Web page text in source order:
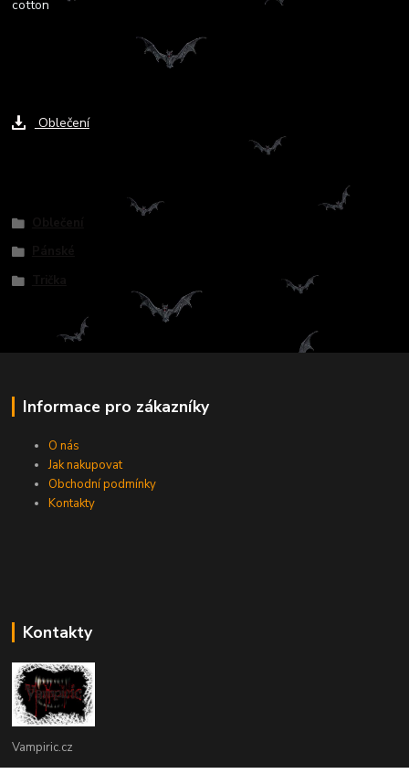
cotton
Oblečení
Informace pro zákazníky
O nás
Jak nakupovat
Obchodní podmínky
Kontakty
Kontakty
Vampiric.cz